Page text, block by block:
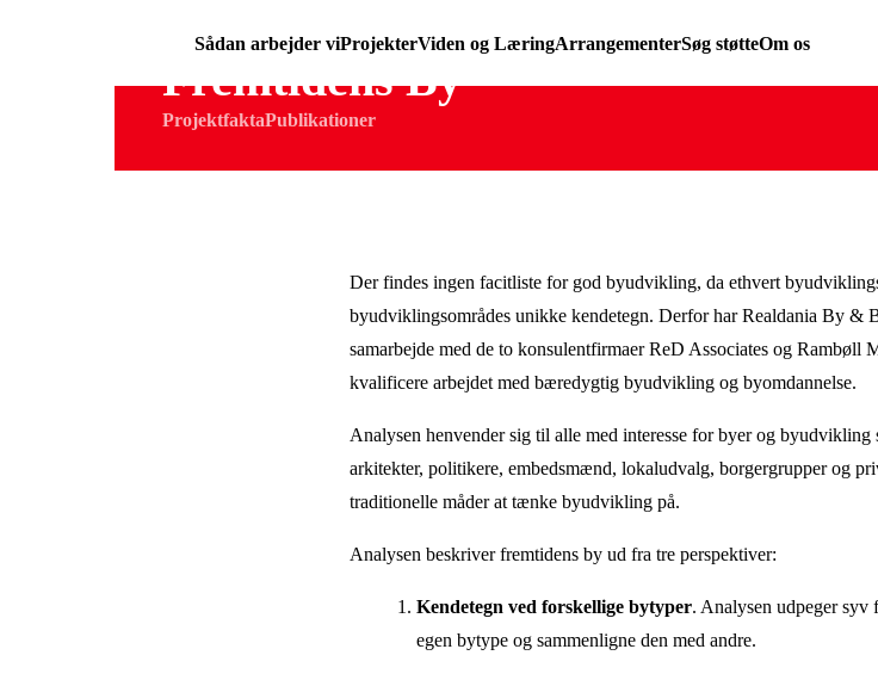
Sådan arbejder viProjekterViden og LæringArrangementerSøg støtteOm os
Fremtidens By
ProjektfaktaPublikationer
Der findes ingen facitliste for god byudvikling, da ethvert
byudviklingsområdes unikke kendetegn. Derfor har Realdania By &
samarbejde med de to konsulentfirmaer ReD Associates og Rambøll
kvalificere arbejdet med bæredygtig byudvikling og byomdannelse.
Analysen henvender sig til alle med interesse for byer og
arkitekter, politikere, embedsmænd, lokaludvalg, borgergrupper og
traditionelle måder at tænke byudvikling på.
Analysen beskriver fremtidens by ud fra tre perspektiver:
Kendetegn ved forskellige bytyper. Analysen udpeger
egen bytype og sammenligne den med andre.